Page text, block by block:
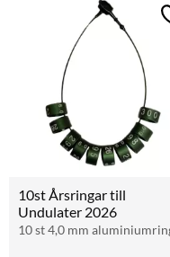
10st Årsringar till
Undulater 2026
10 st 4,0 mm